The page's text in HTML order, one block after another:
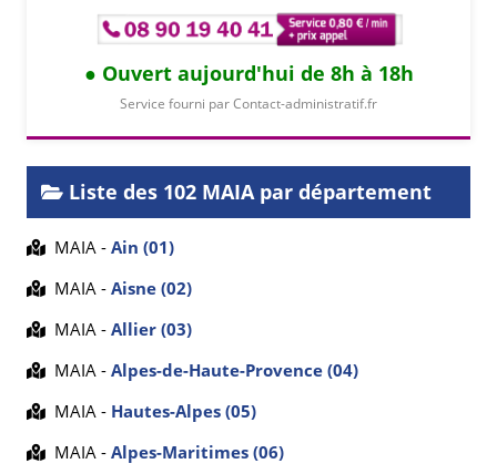
Ouvert aujourd'hui de 8h à 18h
Service fourni par Contact-administratif.fr
Liste des 102 MAIA par département
MAIA - Ain (01)
MAIA - Aisne (02)
MAIA - Allier (03)
MAIA - Alpes-de-Haute-Provence (04)
MAIA - Hautes-Alpes (05)
MAIA - Alpes-Maritimes (06)